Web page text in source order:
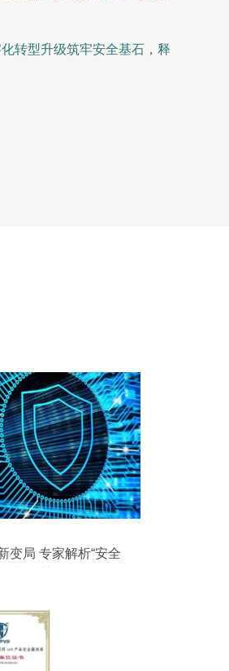
转型升级筑牢安全基石，释
变局 专家解析“安全